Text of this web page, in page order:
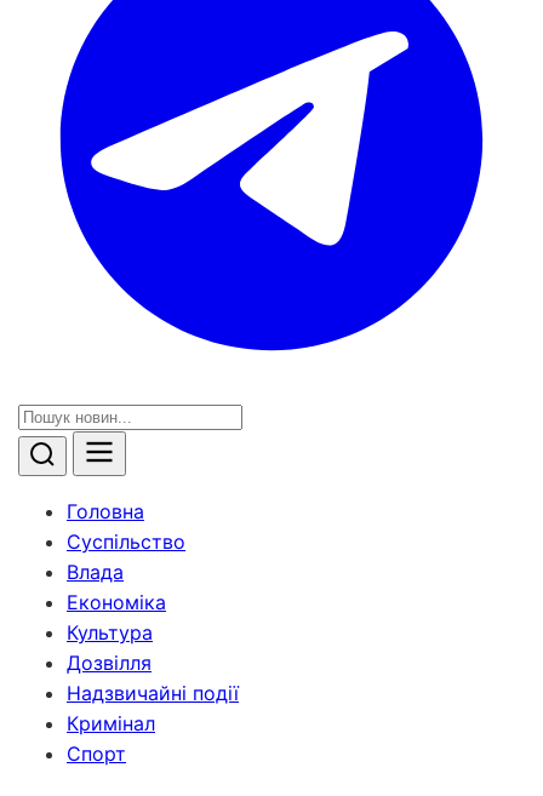
Головна
Суспільство
Влада
Економіка
Культура
Дозвілля
Надзвичайні події
Кримінал
Спорт